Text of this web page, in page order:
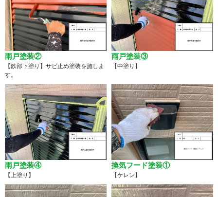
雨戸塗装②
【鉄部下塗り】サビ止め塗装を施しま
す。
雨戸塗装③
【中塗り】
雨戸塗装④
【上塗り】
換気フード塗装①
【ケレン】